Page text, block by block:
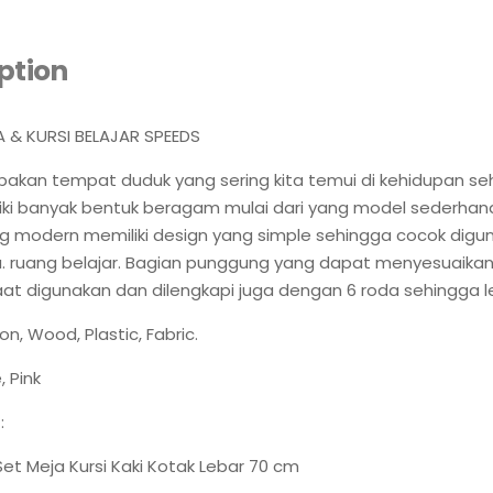
& KURSI BELAJAR SPEEDS
tempat duduk yang sering kita temui di kehidupan
banyak bentuk beragam mulai dari yang model
modern memiliki design yang simple sehingga cocok
ruang belajar. Bagian punggung yang dapat
digunakan dan dilengkapi juga dengan 6 roda sehingga
Wood, Plastic, Fabric.
Pink
Meja Kursi Kaki Kotak Lebar 70 cm